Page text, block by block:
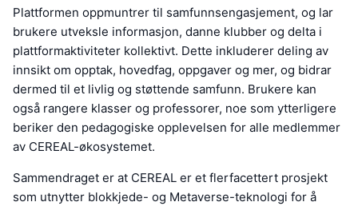
Plattformen oppmuntrer til samfunnsengasjement, og lar
brukere utveksle informasjon, danne klubber og delta i
plattformaktiviteter kollektivt. Dette inkluderer deling av
innsikt om opptak, hovedfag, oppgaver og mer, og bidrar
dermed til et livlig og støttende samfunn. Brukere kan
også rangere klasser og professorer, noe som ytterligere
beriker den pedagogiske opplevelsen for alle medlemmer
av CEREAL-økosystemet.
Sammendraget er at CEREAL er et flerfacettert prosjekt
som utnytter blokkjede- og Metaverse-teknologi for å